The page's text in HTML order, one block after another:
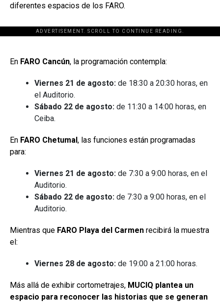
diferentes espacios de los FARO.
ADVERTISEMENT. SCROLL TO CONTINUE READING.
[adsforwp id="243463"]
En FARO Cancún, la programación contempla:
Viernes 21 de agosto: de 18:30 a 20:30 horas, en
el Auditorio.
Sábado 22 de agosto: de 11:30 a 14:00 horas, en
Ceiba.
En FARO Chetumal, las funciones están programadas
para:
Viernes 21 de agosto: de 7:30 a 9:00 horas, en el
Auditorio.
Sábado 22 de agosto: de 7:30 a 9:00 horas, en el
Auditorio.
Mientras que FARO Playa del Carmen recibirá la muestra
el:
Viernes 28 de agosto: de 19:00 a 21:00 horas.
Más allá de exhibir cortometrajes, MUCIQ plantea un
espacio para reconocer las historias que se generan